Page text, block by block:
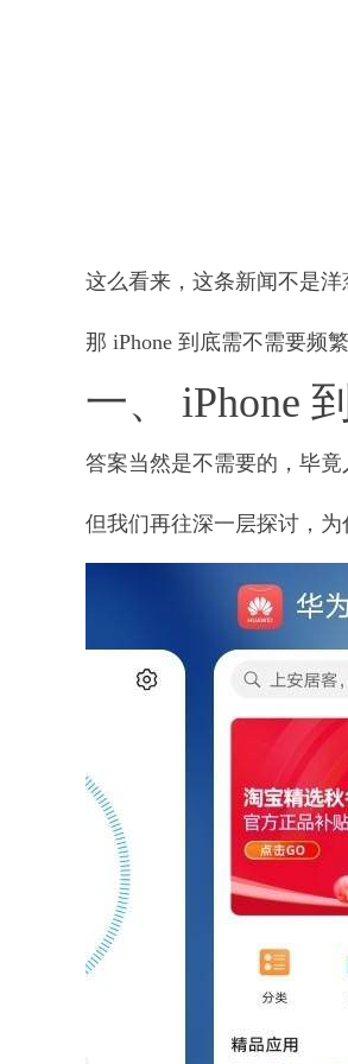
这么看来，这条新闻不是
那 iPhone 到底需不需要频
一、 iPhone
答案当然是不需要的，毕
但我们再往深一层探讨，为